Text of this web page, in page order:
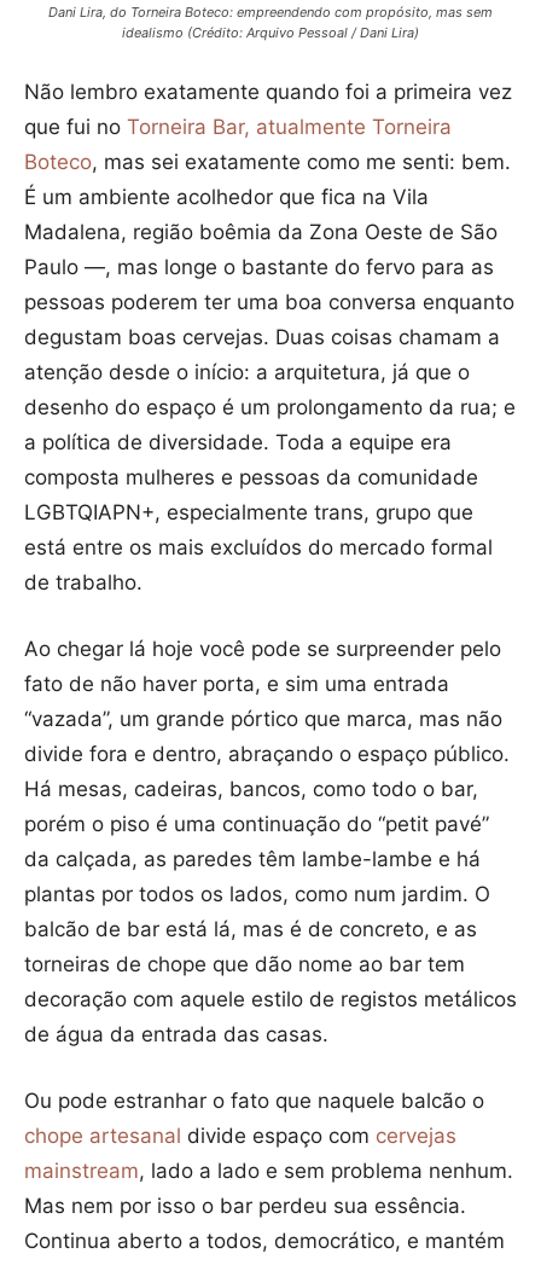
Dani Lira, do Torneira Boteco: empreendendo com propósito, mas sem
idealismo (Crédito: Arquivo Pessoal / Dani Lira)
Não lembro exatamente quando foi a primeira vez
que fui no Torneira Bar, atualmente Torneira
Boteco, mas sei exatamente como me senti: bem.
É um ambiente acolhedor que fica na Vila
Madalena, região boêmia da Zona Oeste de São
Paulo —, mas longe o bastante do fervo para as
pessoas poderem ter uma boa conversa enquanto
degustam boas cervejas. Duas coisas chamam a
atenção desde o início: a arquitetura, já que o
desenho do espaço é um prolongamento da rua; e
a política de diversidade. Toda a equipe era
composta mulheres e pessoas da comunidade
LGBTQIAPN+, especialmente trans, grupo que
está entre os mais excluídos do mercado formal
de trabalho.
Ao chegar lá hoje você pode se surpreender pelo
fato de não haver porta, e sim uma entrada
“vazada”, um grande pórtico que marca, mas não
divide fora e dentro, abraçando o espaço público.
Há mesas, cadeiras, bancos, como todo o bar,
porém o piso é uma continuação do “petit pavé”
da calçada, as paredes têm lambe-lambe e há
plantas por todos os lados, como num jardim. O
balcão de bar está lá, mas é de concreto, e as
torneiras de chope que dão nome ao bar tem
decoração com aquele estilo de registos metálicos
de água da entrada das casas.
Ou pode estranhar o fato que naquele balcão o
chope artesanal divide espaço com cervejas
mainstream, lado a lado e sem problema nenhum.
Mas nem por isso o bar perdeu sua essência.
Continua aberto a todos, democrático, e mantém